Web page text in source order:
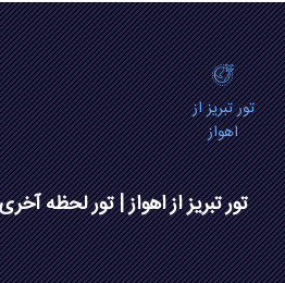
تور تبریز از
اهواز
تور تبریز از اهواز | تور لحظه